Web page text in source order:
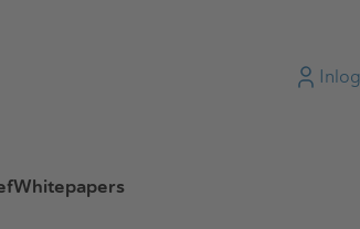
Whitepapers